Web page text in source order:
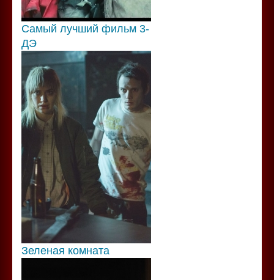
Самый лучший фильм 3-
ДЭ
Зеленая комната